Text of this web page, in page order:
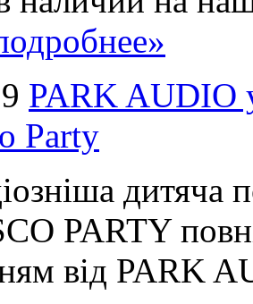
PARK AUDIO
Party
дитяча
PARTY
від PARK